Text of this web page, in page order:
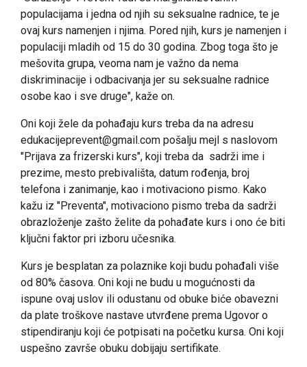
populacijama i jedna od njih su seksualne radnice, te je
ovaj kurs namenjen i njima. Pored njih, kurs je namenjen i
populaciji mladih od 15 do 30 godina. Zbog toga što je
mešovita grupa, veoma nam je važno da nema
diskriminacije i odbacivanja jer su seksualne radnice
osobe kao i sve druge", kaže on.
Oni koji žele da pohađaju kurs treba da na adresu
edukacijeprevent@gmail.com pošalju mejl s naslovom
"Prijava za frizerski kurs", koji treba da sadrži ime i
prezime, mesto prebivališta, datum rođenja, broj
telefona i zanimanje, kao i motivaciono pismo. Kako
kažu iz "Preventa", motivaciono pismo treba da sadrži
obrazloženje zašto želite da pohađate kurs i ono će biti
ključni faktor pri izboru učesnika.
Kurs je besplatan za polaznike koji budu pohađali više
od 80% časova. Oni koji ne budu u mogućnosti da
ispune ovaj uslov ili odustanu od obuke biće obavezni
da plate troškove nastave utvrđene prema Ugovor o
stipendiranju koji će potpisati na početku kursa. Oni koji
uspešno završe obuku dobijaju sertifikate.